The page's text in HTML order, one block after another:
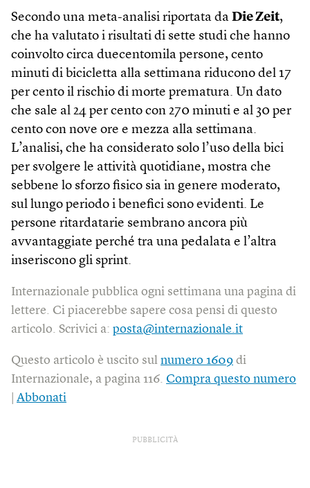
Secondo una meta-analisi riportata da Die Zeit,
che ha valutato i risultati di sette studi che hanno
coinvolto circa duecentomila persone, cento
minuti di bicicletta alla settimana riducono del 17
per cento il rischio di morte prematura. Un dato
che sale al 24 per cento con 270 minuti e al 30 per
cento con nove ore e mezza alla settimana.
L’analisi, che ha considerato solo l’uso della bici
per svolgere le attività quotidiane, mostra che
sebbene lo sforzo fisico sia in genere moderato,
sul lungo periodo i benefici sono evidenti. Le
persone ritardatarie sembrano ancora più
avvantaggiate perché tra una pedalata e l’altra
inseriscono gli sprint.
Internazionale pubblica ogni settimana una pagina di
lettere. Ci piacerebbe sapere cosa pensi di questo
articolo. Scrivici a: posta@internazionale.it
Questo articolo è uscito sul numero 1609 di
Internazionale, a pagina 116. Compra questo numero
Abbonati
PUBBLICITÀ